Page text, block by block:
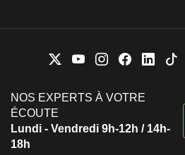
NOS EXPERTS À VOTRE
ÉCOUTE
Lundi - Vendredi 9h-12h / 14h-
18h